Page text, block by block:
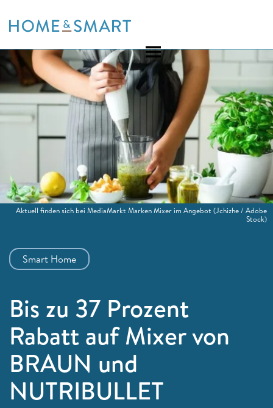
to
Smart Home
Bis zu 37 Prozent
Rabatt auf Mixer von
BRAUN und
NUTRIBULLET
Aktuell finden sich bei MediaMarkt Marken Mixer im Angebot (Jchizhe / Adobe
Stock)